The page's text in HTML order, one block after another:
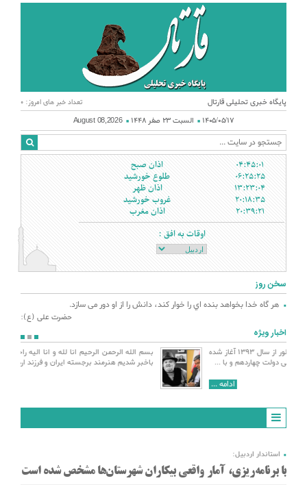
پایگاه خبری تحلیلی قارتال تعداد خبر های امروز: 0
۱۴۰۵/۰۵/۱۷ السبت ۲۳ صفر ۱۴۴۸ August 08,2026
04:45:01 اذان صبح
06:25:25 طلوع خورشید
13:23:04 اذان ظهر
20:18:35 غروب خورشید
20:39:21
اذان مغرب
اوقات به افق :
سخن روز
هر گاه خدا بخواهد بنده اي را خوار كند، دانش را از او دور می سازد.
حضرت علی (ع):
اخبار ویژه
بسم الله الرحمن الرحیم انا لله و انا الیه راجعون با نهایت تاثر و تاسف
باخبر شدیم هنرمند برجسته ایران و فرزند اردبیل، ...
استاندار اردبیل:
با برنامه‌ریزی، آمار واقعی بیکاران شهرستان‌ها مشخص شده است